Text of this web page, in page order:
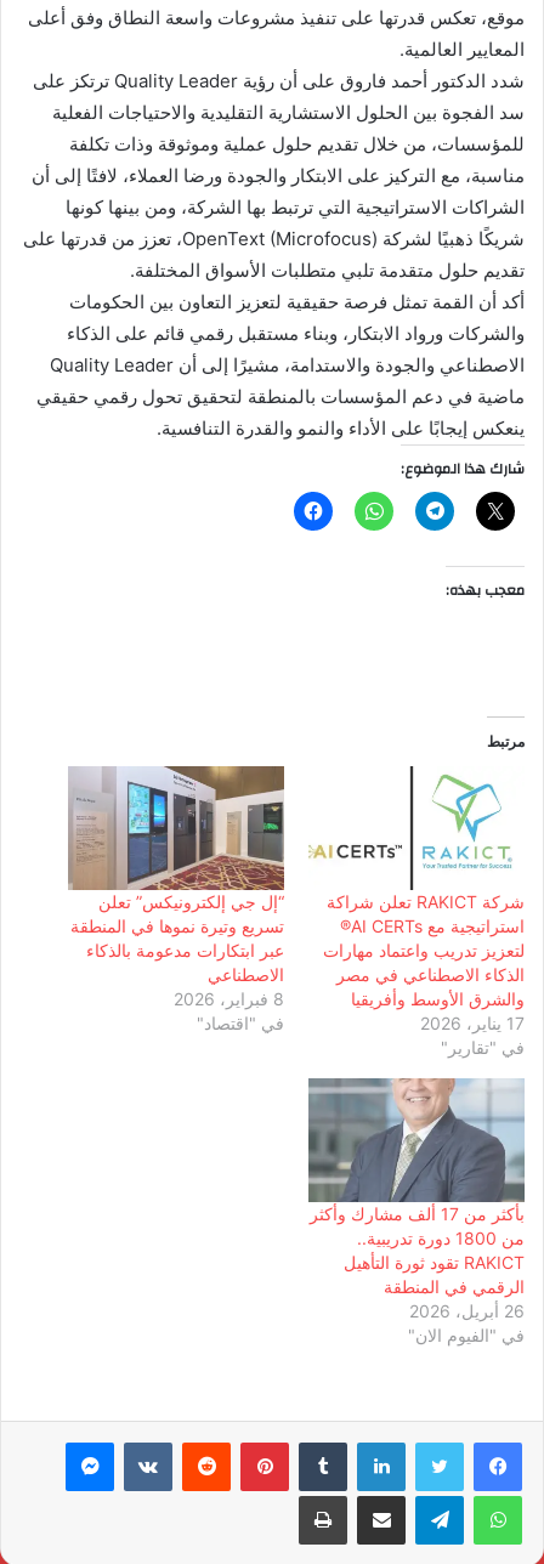
موقع، تعكس قدرتها على تنفيذ مشروعات واسعة النطاق وفق أعلى
المعايير العالمية.
شدد الدكتور أحمد فاروق على أن رؤية Quality Leader ترتكز على
سد الفجوة بين الحلول الاستشارية التقليدية والاحتياجات الفعلية
للمؤسسات، من خلال تقديم حلول عملية وموثوقة وذات تكلفة
مناسبة، مع التركيز على الابتكار والجودة ورضا العملاء، لافتًا إلى أن
الشراكات الاستراتيجية التي ترتبط بها الشركة، ومن بينها كونها
شريكًا ذهبيًا لشركة OpenText (Microfocus)، تعزز من قدرتها على
تقديم حلول متقدمة تلبي متطلبات الأسواق المختلفة.
أكد أن القمة تمثل فرصة حقيقية لتعزيز التعاون بين الحكومات
والشركات ورواد الابتكار، وبناء مستقبل رقمي قائم على الذكاء
الاصطناعي والجودة والاستدامة، مشيرًا إلى أن Quality Leader
ماضية في دعم المؤسسات بالمنطقة لتحقيق تحول رقمي حقيقي
ينعكس إيجابًا على الأداء والنمو والقدرة التنافسية.
شارك هذا الموضوع:
معجب بهذه:
مرتبط
شركة RAKICT تعلن شراكة
استراتيجية مع AI CERTs®️
لتعزيز تدريب واعتماد مهارات
الذكاء الاصطناعي في مصر
والشرق الأوسط وأفريقيا
17 يناير، 2026
في "تقارير"
“إل جي إلكترونيكس” تعلن
تسريع وتيرة نموها في المنطقة
عبر ابتكارات مدعومة بالذكاء
الاصطناعي
8 فبراير، 2026
في "اقتصاد"
بأكثر من 17 ألف مشارك وأكثر
من 1800 دورة تدريبية..
RAKICT تقود ثورة التأهيل
الرقمي في المنطقة
26 أبريل، 2026
في "الفيوم الان"
لينكدإن بينتيريست ماسنجر
واتساب تيلقرام مشاركة عبر البريد طباعة